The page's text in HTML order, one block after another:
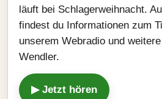
läuft bei Schlagerweihnacht.
findest du Informationen zum
unserem Webradio und
Wendler.
▶ Jetzt hören